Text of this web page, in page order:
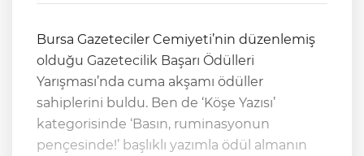
Bursa Gazeteciler Cemiyeti’nin düzenlemiş
olduğu Gazetecilik Başarı Ödülleri
Yarışması’nda cuma akşamı ödüller
sahiplerini buldu. Ben de ‘Köşe Yazısı’
kategorisinde ‘Basın, ruminasyonun
pençesinde!’ başlıklı yazımla ödül almanın